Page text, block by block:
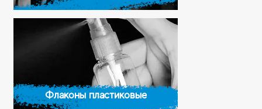
Флаконы пластиковые